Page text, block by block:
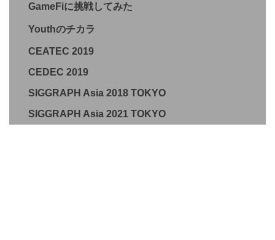
GameFiに挑戦してみた
Youthのチカラ
CEATEC 2019
CEDEC 2019
SIGGRAPH Asia 2018 TOKYO
SIGGRAPH Asia 2021 TOKYO